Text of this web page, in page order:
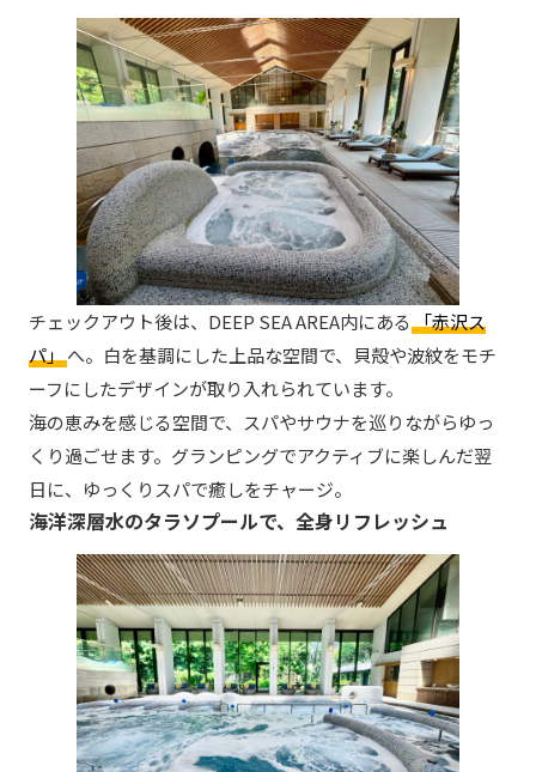
チェックアウト後は、DEEP SEA AREA内にある 「赤沢ス
パ」へ。白を基調にした上品な空間で、貝殻や波紋をモチ
ーフにしたデザインが取り入れられています。
海の恵みを感じる空間で、スパやサウナを巡りながらゆっ
くり過ごせます。グランピングでアクティブに楽しんだ翌
日に、ゆっくりスパで癒しをチャージ。
海洋深層水のタラソプールで、全身リフレッシュ